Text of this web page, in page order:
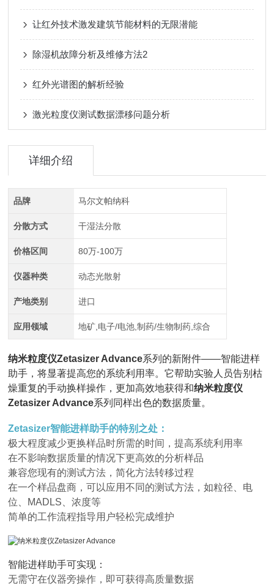
让红外技术激发建筑节能材料的无限潜能
除湿机故障分析及维修方法2
红外光谱图的解析经验
激光粒度仪测试数据漂移问题分析
详细介绍
品牌 马尔文帕纳科
分散方式 干湿法分散
价格区间 80万-100万
仪器种类 动态光散射
产地类别 进口
应用领域 地矿,电子/电池,制药/生物制药,综合
纳米粒度仪Zetasizer Advance系列的新附件——智能进样
助手，将显著提高您的系统利用率。它帮助实验人员告别枯
燥重复的手动换样操作，更加高效地获得和纳米粒度仪
Zetasizer Advance系列同样出色的数据质量。
Zetasizer智能进样助手的特别之处：
极大程度减少更换样品时所需的时间，提高系统利用率
在不影响数据质量的情况下更高效的分析样品
兼容您现有的测试方法，简化方法转移过程
在一个样品盘商，可以应用不同的测试方法，如粒径、电
位、MADLS、浓度等
简单的工作流程指导用户轻松完成维护
智能进样助手可实现：
无需守在仪器旁操作，即可获得高质量数据